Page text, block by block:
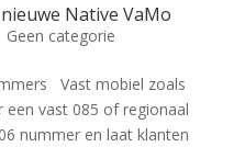
Native VaMo
Geen categorie
Vast mobiel zoals
vast 085 of regionaal
nummer en laat klanten